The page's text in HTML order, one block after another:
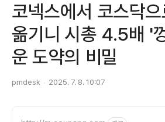
코넥스에서 코스닥
옮기니 시총 4.5배 '
운 도약의 비밀
pmdesk 2025. 7. 8. 10:07